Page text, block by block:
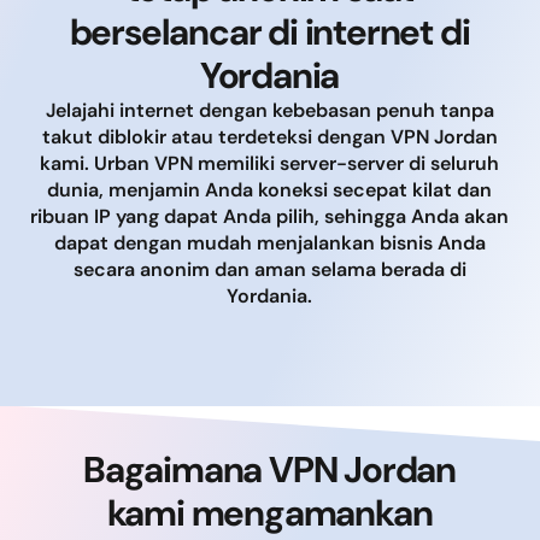
berselancar di internet di
Yordania
Jelajahi internet dengan kebebasan penuh tanpa
takut diblokir atau terdeteksi dengan VPN Jordan
kami. Urban VPN memiliki server-server di seluruh
dunia, menjamin Anda koneksi secepat kilat dan
ribuan IP yang dapat Anda pilih, sehingga Anda akan
dapat dengan mudah menjalankan bisnis Anda
secara anonim dan aman selama berada di
Yordania.
Bagaimana VPN Jordan
kami mengamankan